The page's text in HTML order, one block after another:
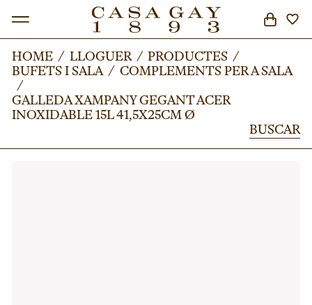
HOME / LLOGUER / PRODUCTES /
BUFETS I SALA / COMPLEMENTS PER A SALA
/
GALLEDA XAMPANY GEGANT ACER
INOXIDABLE 15L 41,5X25CM Ø
BUSCAR
HOME / LLOGUER / PRODUCTES /
BUFETS I SALA / COMPLEMENTS PER A SALA
/
GALLEDA XAMPANY GEGANT ACER
INOXIDABLE 15L 41,5X25CM Ø
BUSCAR